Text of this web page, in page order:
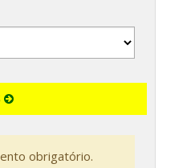
obrigatório.